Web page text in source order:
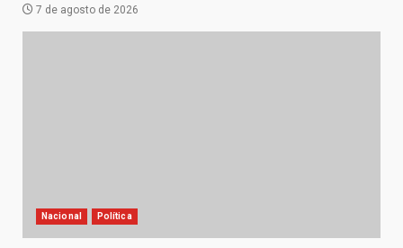
7 de agosto de 2026
Nacional Política